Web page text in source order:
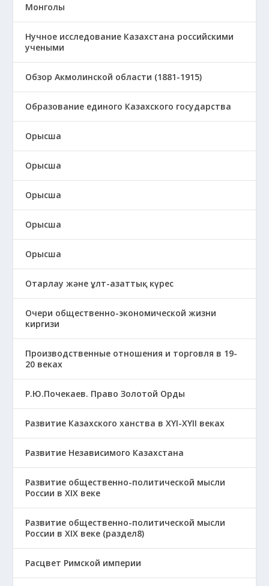
Монголы
Нучное исследование Казахстана российскими
учеными
Обзор Акмолинской области (1881-1915)
Образование единого Казахского государства
Орысша
Орысша
Орысша
Орысша
Орысша
Отарлау және ұлт-азаттық күрес
Очери общественно-экономической жизни
киргизи
Производственные отношения и торговля в 19-
20 веках
Р.Ю.Почекаев. Право Золотой Орды
Развитие Казахского ханства в ХҮІ-ХҮІІ веках
Развитие Независимого Казахстана
Развитие общественно-политической мысли
России в XIX веке
Развитие общественно-политической мысли
России в XIX веке (раздел8)
Расцвет Римской империи